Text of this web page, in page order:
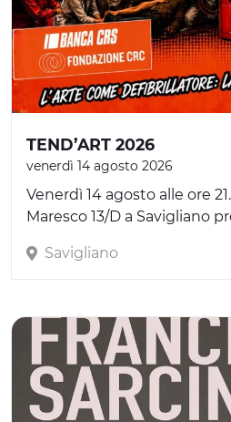
TEND’ART 2026
venerdì 14 agosto 2026
Venerdì 14 agosto alle ore
Maresco 13/D a Savigliano
Savigliano